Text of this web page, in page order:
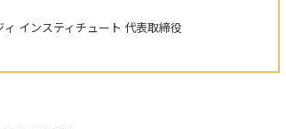
インスティチュート 代表取締役